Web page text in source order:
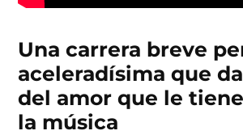
Una carrera breve
aceleradísima que
del amor que le
la música